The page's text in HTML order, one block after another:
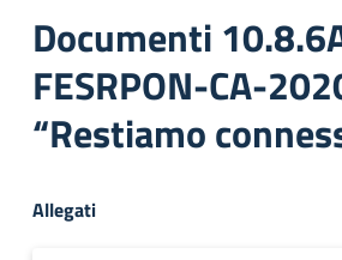
Documenti
FESRPON-CA-
“Restiamo
Allegati